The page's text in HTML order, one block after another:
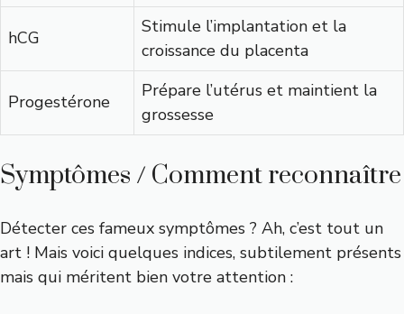
hCG
Stimule l’implantation et la
croissance du placenta
Progestérone
Prépare l’utérus et maintient la
grossesse
Symptômes / Comment reconnaître
Détecter ces fameux symptômes ? Ah, c’est tout un
art ! Mais voici quelques indices, subtilement présents
mais qui méritent bien votre attention :